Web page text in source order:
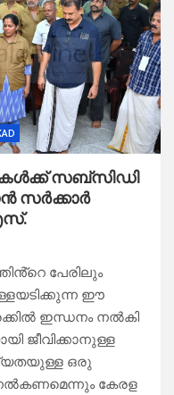
സബ്സിഡി
സർക്കാർ
പേരിലും
ഈ
ഇന്ധനം നൽകി
ജീവിക്കാനുള്ള
ഒരു
കേരള